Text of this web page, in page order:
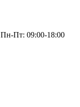
Пн-Пт: 09:00-18:00